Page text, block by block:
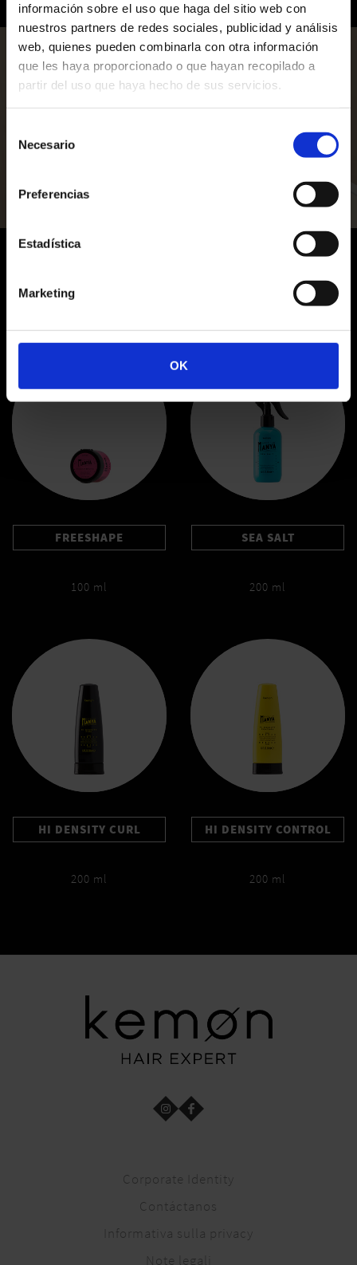
información sobre el uso que haga del sitio web con
nuestros partners de redes sociales, publicidad y análisis
web, quienes pueden combinarla con otra información
que les haya proporcionado o que hayan recopilado a
partir del uso que haya hecho de sus servicios.
Necesario
Preferencias
Estadística
Marketing
OK
Productos Relacionados
FREESHAPE
100 ml
SEA SALT
200 ml
HI DENSITY CURL
200 ml
HI DENSITY CONTROL
200 ml
Corporate Identity
Contáctanos
Informativa sulla privacy
Note legali